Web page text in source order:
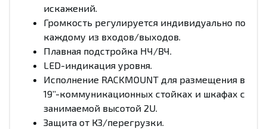
искажений.
Громкость регулируется индивидуально по
каждому из входов/выходов.
Плавная подстройка НЧ/ВЧ.
LED-индикация уровня.
Исполнение RACKMOUNT для размещения в
19’’-коммуникационных стойках и шкафах с
занимаемой высотой 2U.
Защита от КЗ/перегрузки.